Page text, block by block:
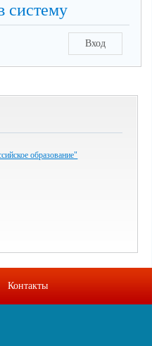
систему
Вход
образование"
Контакты